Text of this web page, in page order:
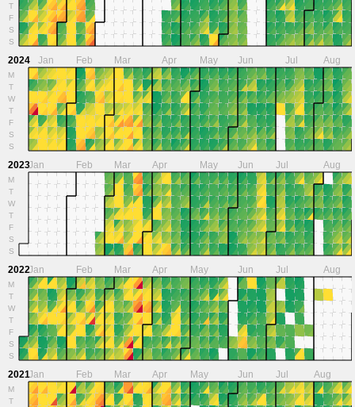
T
F
S
S
2024
M
T
W
T
F
S
S
Jan Feb Mar Apr May Jun Jul Aug
2023
M
T
W
T
F
S
S
Jan Feb Mar Apr May Jun Jul Aug
2022
M
T
W
T
F
S
S
Jan Feb Mar Apr May Jun Jul Aug
2021
M
T
Jan Feb Mar Apr May Jun Jul Aug